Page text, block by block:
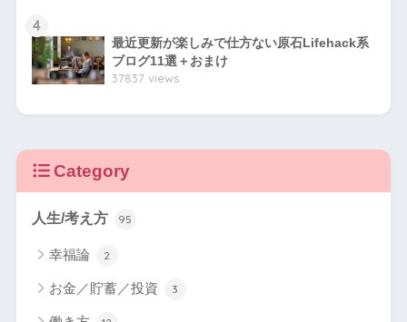
4
最近更新が楽しみで仕方ない原石Lifehack系
ブログ11選＋おまけ
37837 views
Category
人生/考え方 95
幸福論 2
お金／貯蓄／投資 3